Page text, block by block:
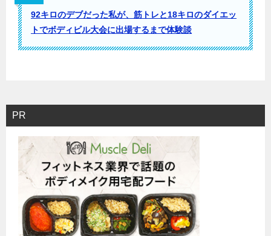
92キロのデブだった私が、筋トレと18キロのダイエッ
トでボディビル大会に出場するまで体験談
PR